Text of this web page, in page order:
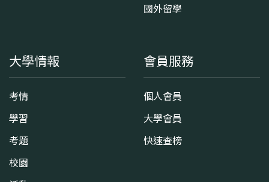
國外留學
大學情報
考情
學習
考題
校園
會員服務
個人會員
大學會員
快速查榜